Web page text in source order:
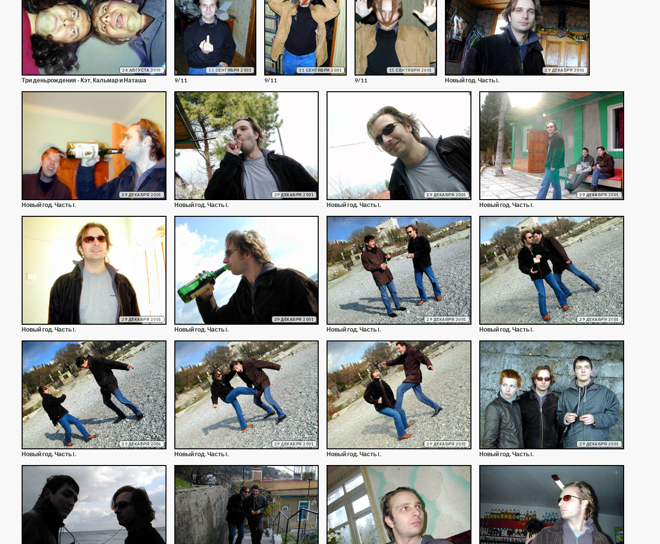
24 АВГУСТА 2001
Три деньрождения - Кэт, Кальмар и Наташа
11 СЕНТЯБРЯ 2001
9/11
11 СЕНТЯБРЯ 2001
9/11
11 СЕНТЯБРЯ 2001
9/11
29 ДЕКАБРЯ 2001
Новый год. Часть I.
29 ДЕКАБРЯ 2001
Новый год. Часть I.
29 ДЕКАБРЯ 2001
Новый год. Часть I.
29 ДЕКАБРЯ 2001
Новый год. Часть I.
29 ДЕКАБРЯ 2001
Новый год. Часть I.
29 ДЕКАБРЯ 2001
Новый год. Часть I.
29 ДЕКАБРЯ 2001
Новый год. Часть I.
29 ДЕКАБРЯ 2001
Новый год. Часть I.
29 ДЕКАБРЯ 2001
Новый год. Часть I.
29 ДЕКАБРЯ 2001
Новый год. Часть I.
29 ДЕКАБРЯ 2001
Новый год. Часть I.
29 ДЕКАБРЯ 2001
Новый год. Часть I.
29 ДЕКАБРЯ 2001
Новый год. Часть I.